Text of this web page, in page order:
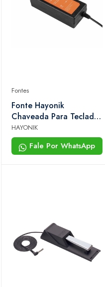
Fontes
Fonte Hayonik
Chaveada Para Teclados
Yamaha 16vdc Fty/2,4a
HAYONIK
Fale Por WhatsApp